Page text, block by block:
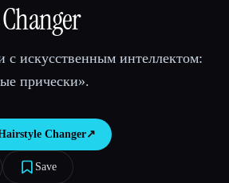
📈
🎬Креаторы
с искусственным интеллектом:
прически».
Changer↗︎
Save